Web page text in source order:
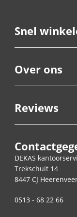
Snel
Over ons
Reviews
DEKAS
Trekschuit 14
8447 CJ
0513 - 68 22 66